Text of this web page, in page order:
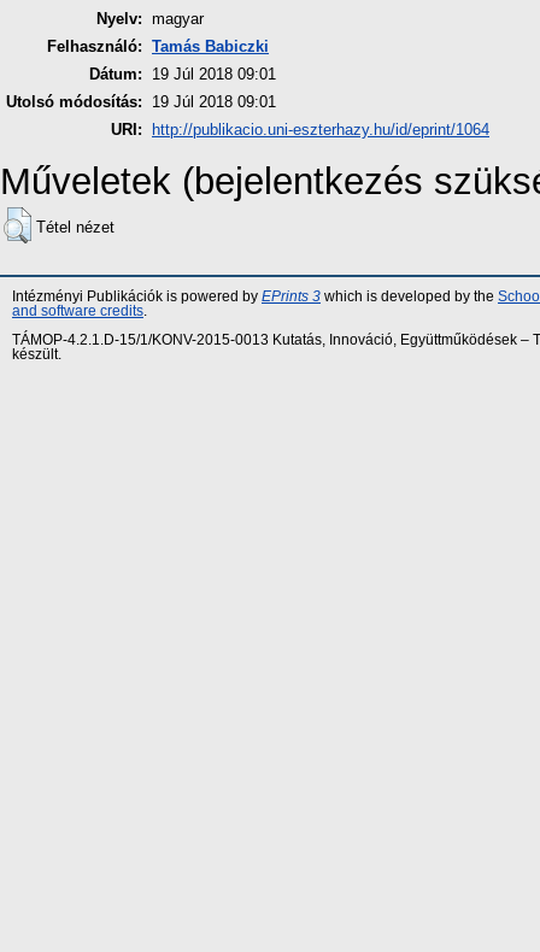
Nyelv: magyar
Felhasználó: Tamás Babiczki
Dátum:
19 Júl 2018 09:01
Utolsó módosítás:
19 Júl 2018 09:01
URI:
http://publikacio.uni-eszterhazy.hu/id/eprint/1064
Műveletek (bejelentkezés
Tétel nézet
Intézményi Publikációk is powered by EPrints 3 which is developed by the
and software credits
TÁMOP-4.2.1.D-15/1/KONV-2015-0013 Kutatás, Innováció, Együttműködések
készült.